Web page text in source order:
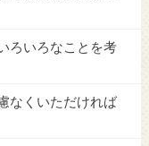
ろいろなことを考
なくいただければ